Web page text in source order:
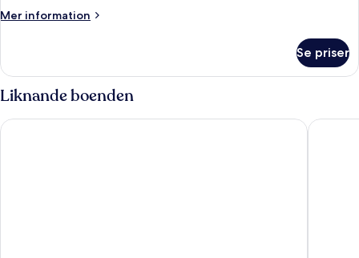
Mer information
Mer
trippelrum
Se priser
Liknande boenden
Senza The Inn Resort & Spa Galaxy